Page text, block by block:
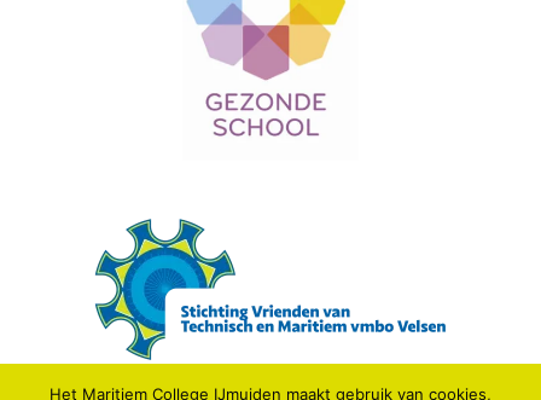
Het Maritiem College IJmuiden maakt gebruik van cookies,